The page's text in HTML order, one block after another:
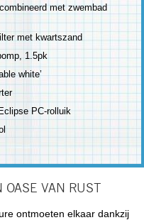
met zwembad
met kwartszand
1.5pk
white’
PC-rolluik
VAN RUST
ontmoeten elkaar dankzij